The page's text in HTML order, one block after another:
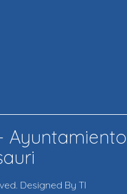
Ayuntamiento
Designed By TI